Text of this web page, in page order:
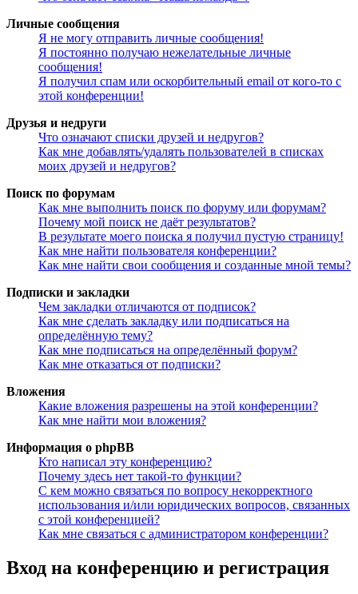
Личные сообщения
Я не могу отправить личные сообщения!
Я постоянно получаю нежелательные личные
сообщения!
Я получил спам или оскорбительный email от кого-то с
этой конференции!
Друзья и недруги
Что означают списки друзей и недругов?
Как мне добавлять/удалять пользователей в списках
моих друзей и недругов?
Поиск по форумам
Как мне выполнить поиск по форуму или форумам?
Почему мой поиск не даёт результатов?
В результате моего поиска я получил пустую страницу!
Как мне найти пользователя конференции?
Как мне найти свои сообщения и созданные мной темы?
Подписки и закладки
Чем закладки отличаются от подписок?
Как мне сделать закладку или подписаться на
определённую тему?
Как мне подписаться на определённый форум?
Как мне отказаться от подписки?
Вложения
Какие вложения разрешены на этой конференции?
Как мне найти мои вложения?
Информация о phpBB
Кто написал эту конференцию?
Почему здесь нет такой-то функции?
С кем можно связаться по вопросу некорректного
использования и/или юридических вопросов, связанных
с этой конференцией?
Как мне связаться с администратором конференции?
Вход на конференцию и регистрация